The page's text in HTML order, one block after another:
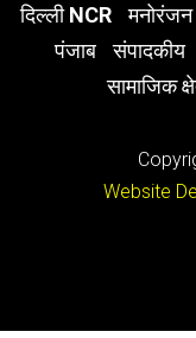
दिल्ली NCR
मनोरंजन
पंजाब
संपादकीय
सामाजिक
Website